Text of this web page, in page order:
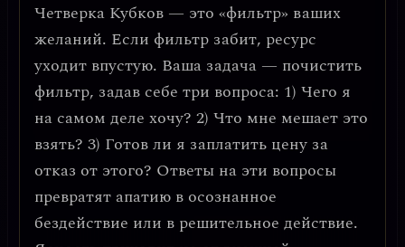
Четверка Кубков — это «фильтр» ваших
желаний. Если фильтр забит, ресурс
уходит впустую. Ваша задача — почистить
фильтр, задав себе три вопроса: 1) Чего я
на самом деле хочу? 2) Что мне мешает это
взять? 3) Готов ли я заплатить цену за
отказ от этого? Ответы на эти вопросы
превратят апатию в осознанное
бездействие или в решительное действие.